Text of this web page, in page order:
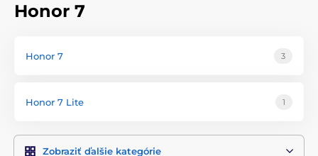
Honor 7
Honor 7 3
Honor 7 Lite 1
Zobraziť ďalšie kategórie